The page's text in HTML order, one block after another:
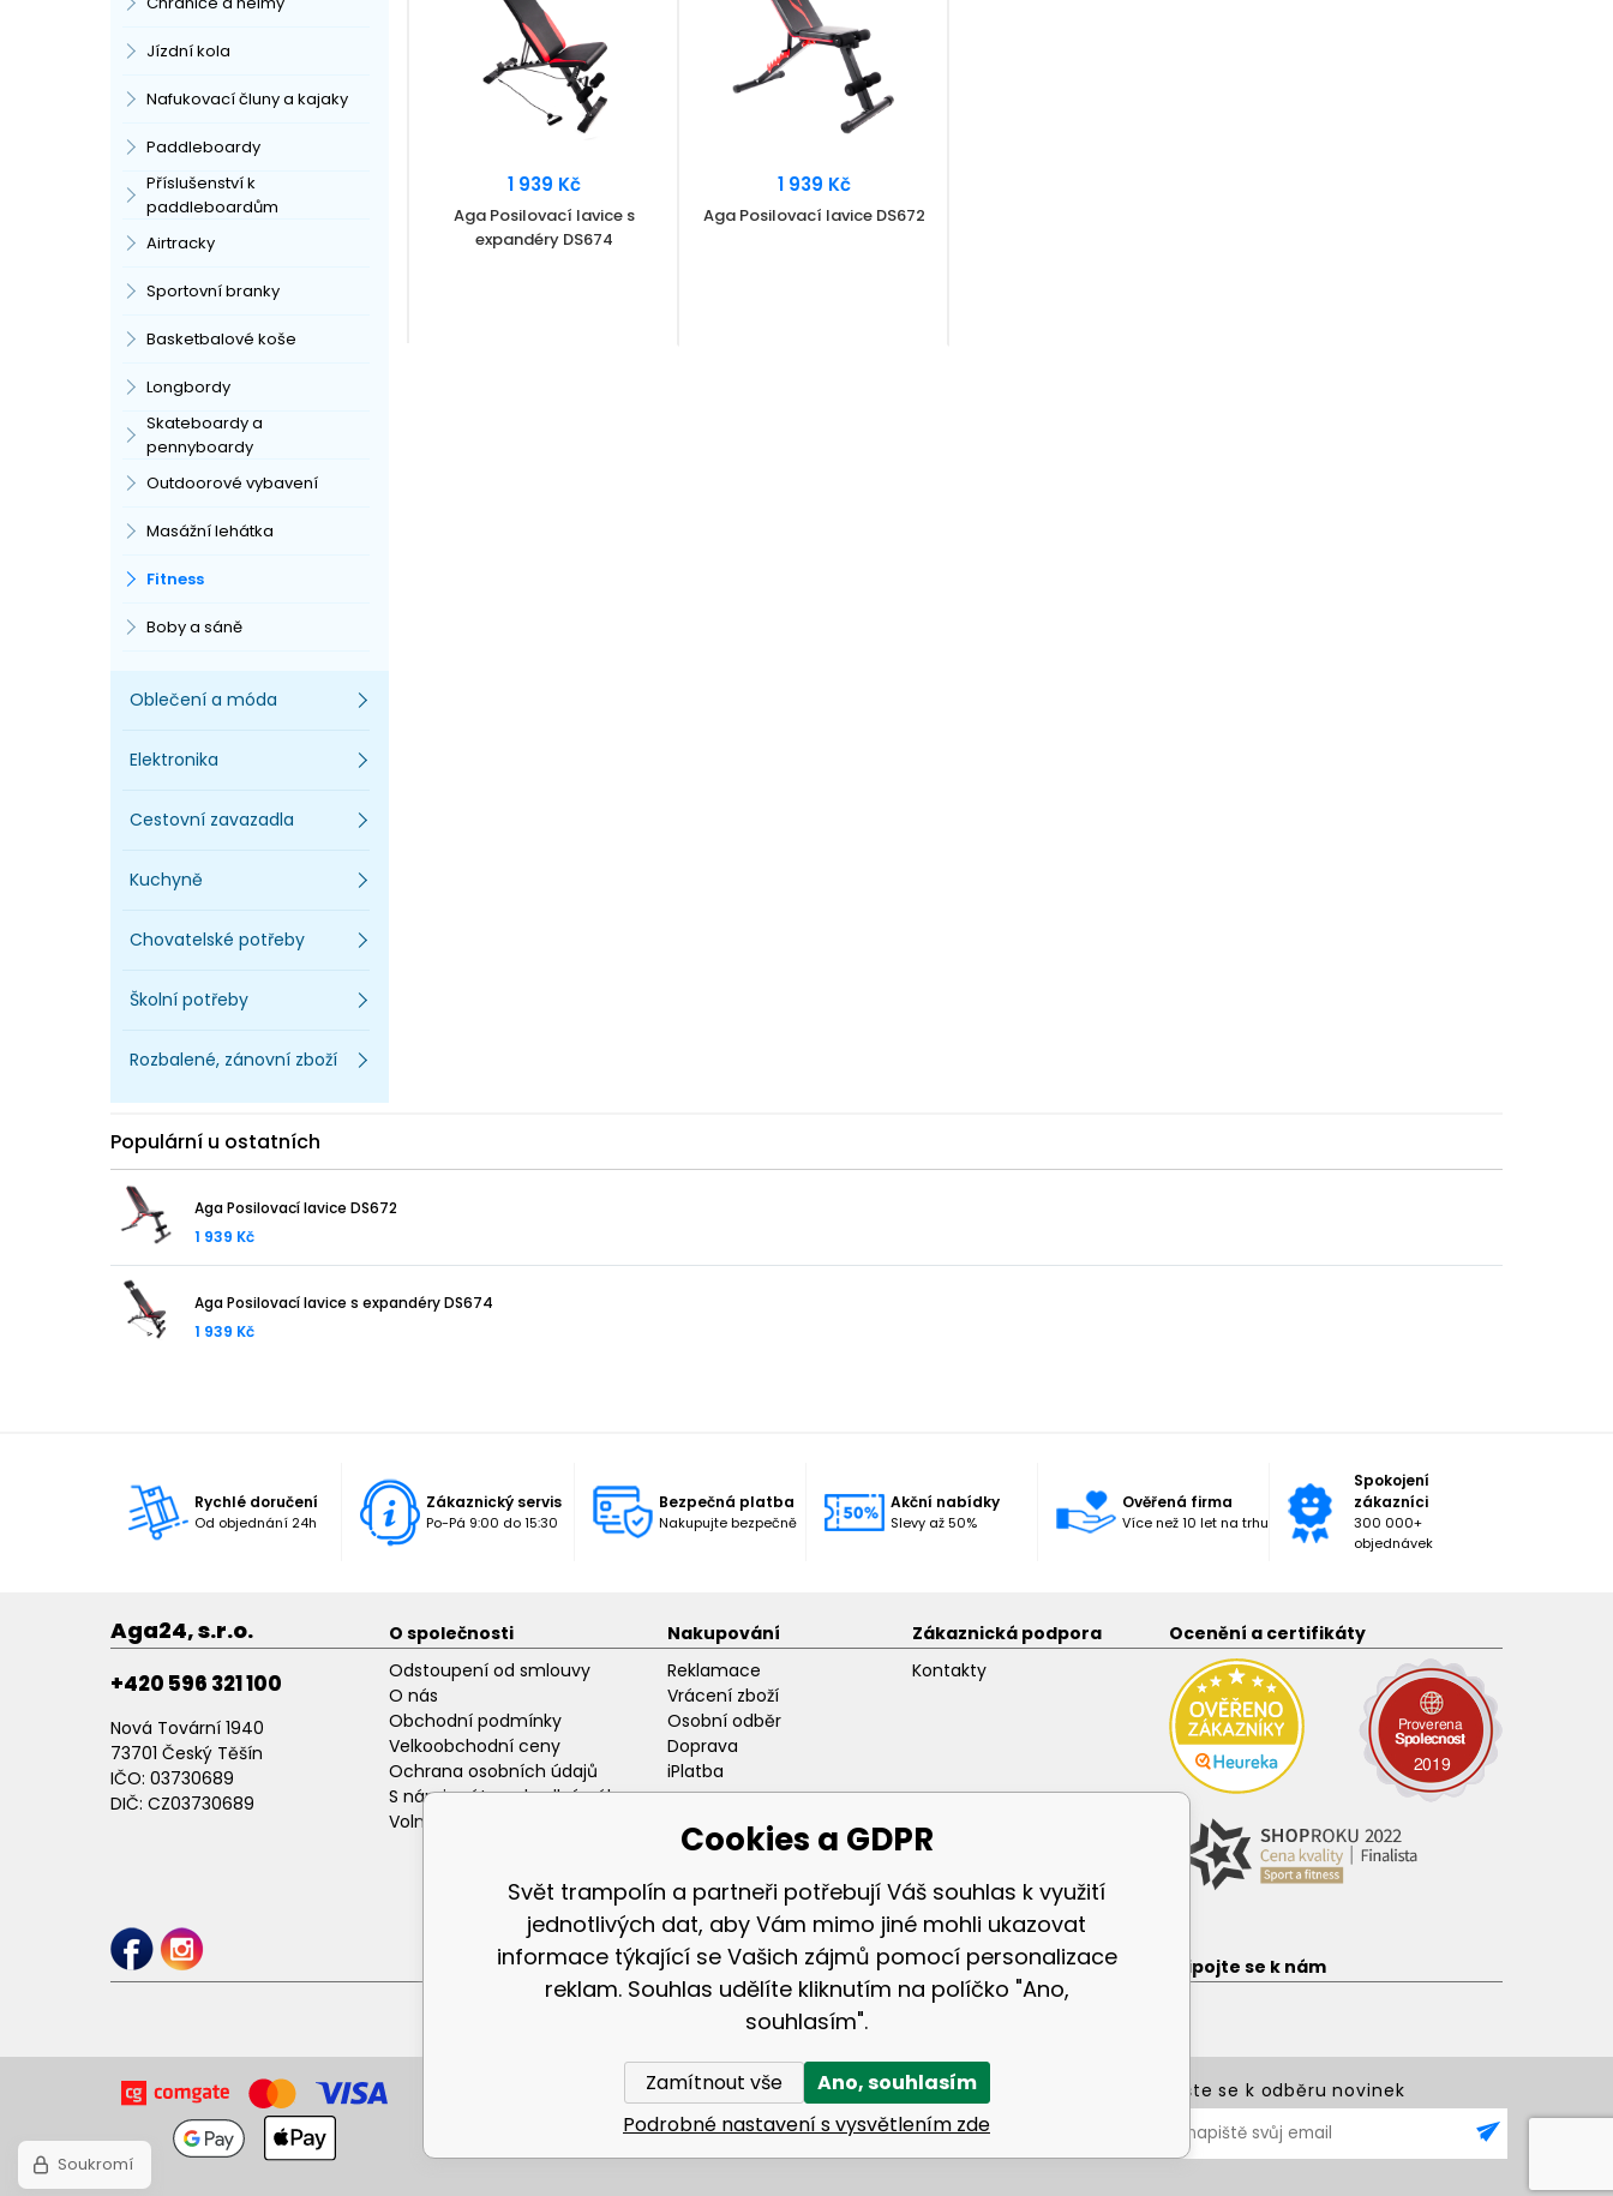
Jízdní kola
Nafukovací čluny a kajaky
Paddleboardy
Příslušenství k
paddleboardům
Airtracky
Sportovní branky
Basketbalové koše
Longbordy
Skateboardy a
pennyboardy
Outdoorové vybavení
Masážní lehátka
Fitness
Boby a sáně
Oblečení a móda
Elektronika
Cestovní zavazadla
Kuchyně
Chovatelské potřeby
Školní potřeby
Rozbalené, zánovní zboží
1 939 Kč
Aga Posilovací lavice s
expandéry DS674
1 939 Kč
Aga Posilovací lavice DS672
Populární u ostatních
1 939 Kč
Aga Posilovací lavice DS672
1 939 Kč
Aga Posilovací lavice s expandéry DS674
Rychlé doručení
Od objednání 24h
Zákaznický servis
Po-Pá 9:00 do 15:30
Bezpečná platba
Nakupujte bezpečně
Akční nabídky
Slevy až 50%
Ověřená firma
Více než 10 let na trhu
Spokojení
zákazníci
300 000+
objednávek
Aga24, s.r.o.
+420 596 321 100
Nová Tovární 1940
73701 Český Těšín
IČO: 03730689
DIČ: CZ03730689
O společnosti
Odstoupení od smlouvy
O nás
Obchodní podmínky
Velkoobchodní ceny
Ochrana osobních údajů
S námi máte pohodlný nákup
Volné pracovní pozice
Nakupování
Reklamace
Vrácení zboží
Osobní odběr
Doprava
iPlatba
Zákaznická podpora
Kontakty
Ocenění a certifikáty
Zákaznická sekce
Přihlášení
Připojte se k nám
© 2026 AGA24 s.r.o., Všechna práva vyhrazena
Tvorba a pronájem eshopů BINARGON.cz
Přihlašte se k odběru novinek
Cookies a GDPR
Svět trampolín a partneři potřebují Váš souhlas k využití
jednotlivých dat, aby Vám mimo jiné mohli ukazovat
informace týkající se Vašich zájmů pomocí personalizace
reklam. Souhlas udělíte kliknutím na políčko "Ano,
souhlasím".
Zamítnout vše
Ano, souhlasím
Podrobné nastavení s vysvětlením zde
Soukromí